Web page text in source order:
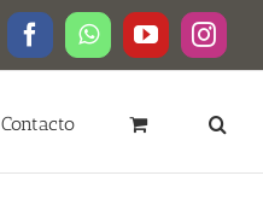
FacebookWhatsAppYouTube
Contacto